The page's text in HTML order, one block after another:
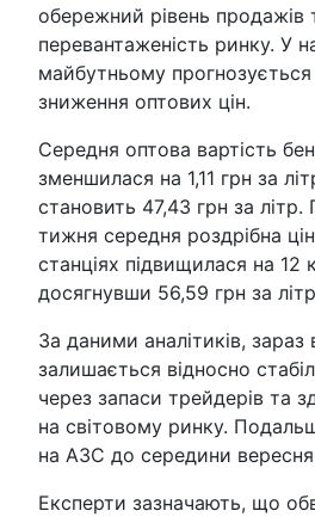
обережний рівень продажів
перевантаженість ринку. У
майбутньому
зниження оптових цін.
Середня оптова вартість
зменшилася на 1,11 грн за
становить 47,43 грн за
тижня середня роздрібна
станціях підвищилася на 12
досягнувши 56,59 грн за
За даними аналітиків, зараз
залишається відносно
через запаси трейдерів та
на світовому ринку.
на АЗС до середини
Експерти зазначають, що